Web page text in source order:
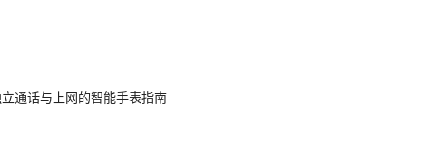
通话与上网的智能手表指南